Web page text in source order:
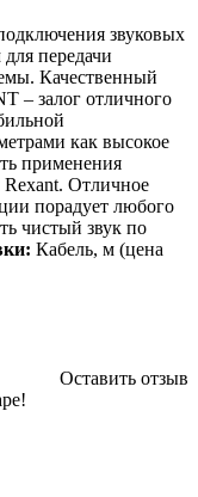
звуковых
передачи
Качественный
– залог отличного
как высокое
применения
Rexant. Отличное
порадует любого
чистый звук по
Кабель, м (цена
Оставить отзыв